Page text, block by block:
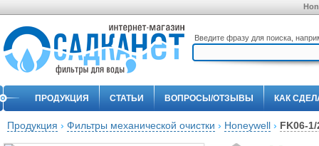
Введите фразу для поиска,
ПРОДУКЦИЯ СТАТЬИ ВОПРОСЫ/ОТЗЫВЫ КАК
Продукция › Фильтры механической очистки › Honeywell › FK06-